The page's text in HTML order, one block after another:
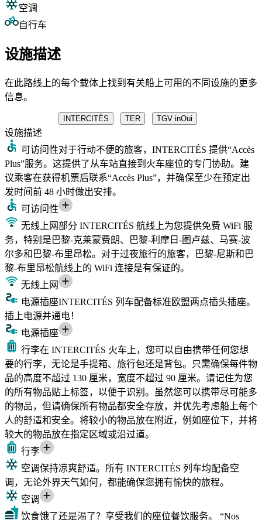
空调
自行车
设施描述
在此路线上的每个载体上找到有关船上可用的不同设施的更多
信息。
INTERCITÉS TER TGV inOui
设施描述
可访问性对于行动不便的旅客，INTERCITÉS 提供“Accès
Plus”服务。这提供了从车站直接到火车座位的专门协助。建
议乘客在获得机票后联系“Accès Plus”，并确保至少在预定出
发时间前 48 小时做出安排。
可访问性
无线上网部分 INTERCITÉS 航线上为您提供免费 WiFi 服
务，特别是巴黎-克莱蒙费朗、巴黎-利摩日-图卢兹、马赛-波
尔多和巴黎-布里昂松。对于过夜旅行的旅客，巴黎-尼斯和巴
黎-布里昂松航线上的 WiFi 连接是有保证的。
无线上网
电源插座INTERCITÉS 列车配备标准欧盟两点插头插座。
插上电源并通电！
电源插座
行李在 INTERCITÉS 火车上，您可以自由携带任何您想
要的行李，无论是手提箱、旅行包还是背包。只需确保每件物
品的高度不超过 130 厘米，宽度不超过 90 厘米。请记住为您
的所有物品贴上标签，以便于识别。虽然您可以携带尽可能多
的物品，但请确保所有物品都安全存放，并优先考虑船上每个
人的舒适和安全。将较小的物品放在附近，例如座位下，并将
较大的物品放在指定区域或沿过道。
行李
空调保持凉爽舒适。所有 INTERCITÉS 列车均配备空
调，无论外界天气如何，都能确保您拥有愉快的旅程。
空调
饮食饿了还是渴了？享受我们的座位餐饮服务。 “Nos